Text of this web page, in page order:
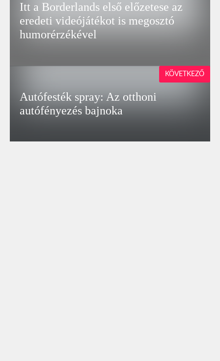
Itt a Borderlands első előzetese az
eredeti videójátékot is megosztó
humorérzékével
Autófesték spray: Az otthoni
autófényezés bajnoka
KÖVETKEZŐ